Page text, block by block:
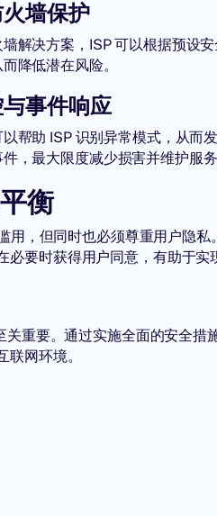
墙保护
解决方案，ISP 可以根据预设
降低潜在风险。
事件响应
帮助 ISP 识别异常模式，从而
，最大限度减少损害并维护服务
衡
用，但同时也必须尊重用户隐
必要时获得用户同意，有助于实
关重要。通过实施全面的安全
网环境。